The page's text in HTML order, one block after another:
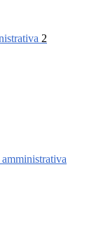
2